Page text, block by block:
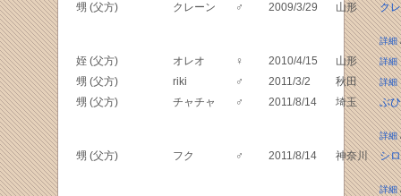
甥 (父方) クレーン ♂ 2009/3/29 山形 ク
詳細
姪 (父方) オレオ ♀ 2010/4/15 山形 詳細
甥 (父方) riki ♂ 2011/3/2 秋田 詳細
甥 (父方) チャチャ ♂ 2011/8/14 埼玉 ぶ
詳細
甥 (父方) フク ♂ 2011/8/14 神奈川 シ
詳細